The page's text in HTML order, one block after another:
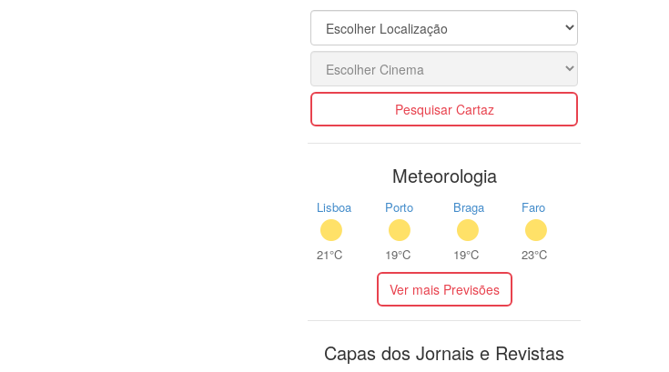
Pesquisar Cartaz
Meteorologia
Lisboa
21°C
Porto
19°C
Braga
19°C
Faro
23°C
Ver mais Previsões
Capas dos Jornais e Revistas